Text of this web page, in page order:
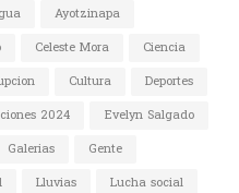
Ayotzinapa
Celeste Mora
Ciencia
Cultura
Deportes
2024
Evelyn Salgado
Galerias
Gente
Lluvias
Lucha social